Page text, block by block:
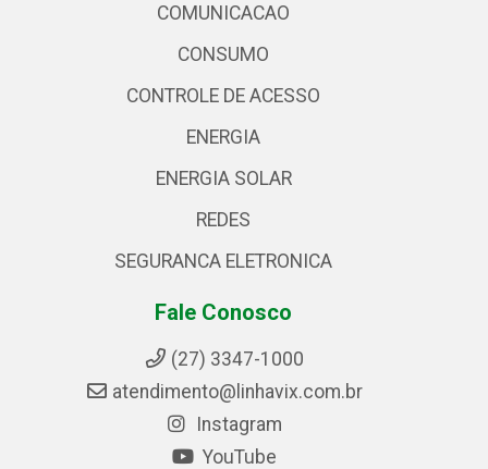
COMUNICACAO
CONSUMO
CONTROLE DE ACESSO
ENERGIA
ENERGIA SOLAR
REDES
SEGURANCA ELETRONICA
Fale Conosco
(27) 3347-1000
atendimento@linhavix.com.br
Instagram
YouTube